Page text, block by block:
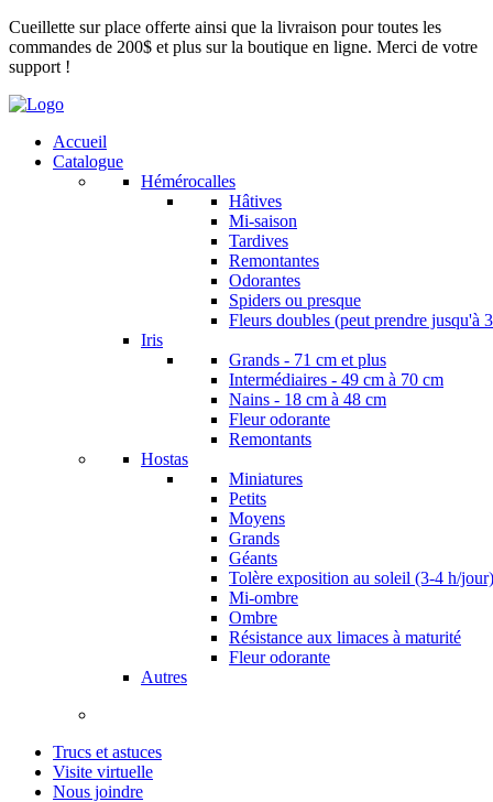
Cueillette sur place offerte ainsi que la livraison pour toutes les
commandes de 200$ et plus sur la boutique en ligne. Merci de votre
support !
Accueil
Catalogue
Hémérocalles
Hâtives
Mi-saison
Tardives
Remontantes
Odorantes
Spiders ou presque
Fleurs doubles (peut prendre jusqu'à
Iris
Grands - 71 cm et plus
Intermédiaires - 49 cm à 70 cm
Nains - 18 cm à 48 cm
Fleur odorante
Remontants
Hostas
Miniatures
Petits
Moyens
Grands
Géants
Tolère exposition au soleil (3-4 h/jour)
Mi-ombre
Ombre
Résistance aux limaces à maturité
Fleur odorante
Autres
Trucs et astuces
Visite virtuelle
Nous joindre